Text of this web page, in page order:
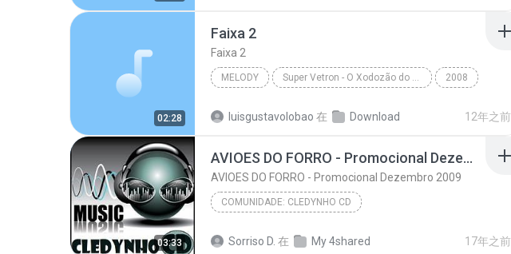
02:28
Faixa 2
Faixa 2
MELODY Super Vetron - O Xodozão do Pará - O Melhor do Forró 2008 2008
luisgustavolobao 在 Download 12年之前
03:33
AVIOES DO FORRO - Promocional Dezembro 2009
AVIOES DO FORRO - Promocional Dezembro 2009
COMUNIDADE: CLEDYNHO CD
Sorriso D. 在 My 4shared 17年之前